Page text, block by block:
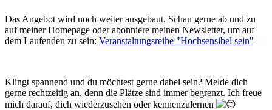
Das Angebot wird noch weiter ausgebaut. Schau gerne ab und zu
auf meiner Homepage oder abonniere meinen Newsletter, um auf
dem Laufenden zu sein: Veranstaltungsreihe "Hochsensibel sein"
Klingt spannend und du möchtest gerne dabei sein? Melde dich
gerne rechtzeitig an, denn die Plätze sind immer begrenzt. Ich freue
mich darauf, dich wiederzusehen oder kennenzulernen